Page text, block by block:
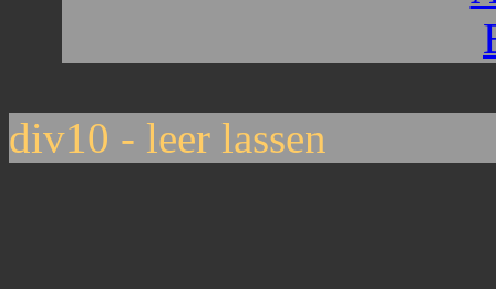
div10 - leer lassen